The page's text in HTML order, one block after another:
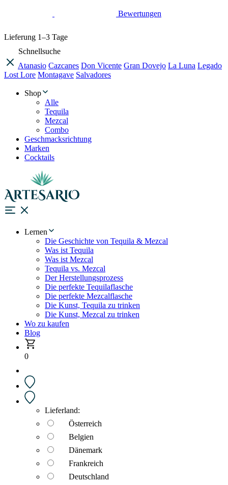
Bewertungen
Lieferung 1–3 Tage
Schnellsuche
Atanasio Cazcanes Don Vicente Gran Dovejo La Luna Legado
Lost Lore Montagave Salvadores
Shop
Alle
Tequila
Mezcal
Combo
Geschmacksrichtung
Marken
Cocktails
Lernen
Die Geschichte von Tequila & Mezcal
Was ist Tequila
Was ist Mezcal
Tequila vs. Mezcal
Der Herstellungsprozess
Die perfekte Tequilaflasche
Die perfekte Mezcalflasche
Die Kunst, Tequila zu trinken
Die Kunst, Mezcal zu trinken
Wo zu kaufen
Blog
0
Lieferland:
Österreich
Belgien
Dänemark
Frankreich
Deutschland